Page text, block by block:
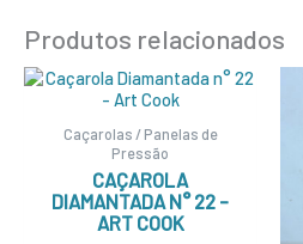
Produtos relacionados
Caçarolas / Panelas de
Pressão
CAÇAROLA
DIAMANTADA N° 22 –
ART COOK